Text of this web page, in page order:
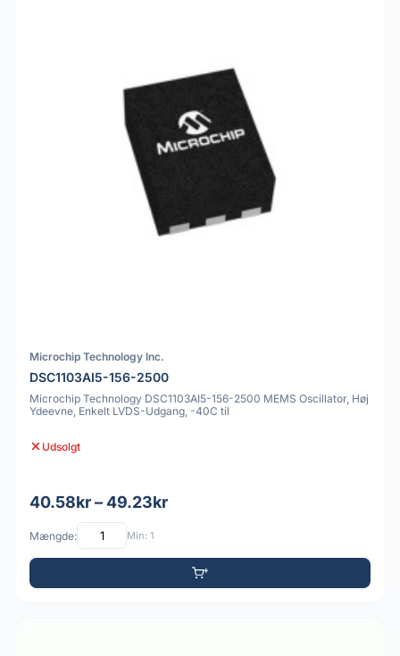
Microchip Technology Inc.
DSC1103AI5-156-2500
Microchip Technology DSC1103AI5-156-2500 MEMS Oscillator, Høj
Ydeevne, Enkelt LVDS-Udgang, -40C til
Udsolgt
40.58kr – 49.23kr
Mængde: Min: 1